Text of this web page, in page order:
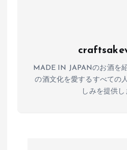
MADE IN JAPANのお酒を
の酒文化を愛するすべての
しみを提供し